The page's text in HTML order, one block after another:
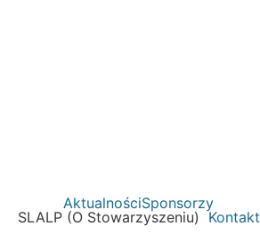
AktualnościSponsorzy
SLALP (O Stowarzyszeniu) Kontakt